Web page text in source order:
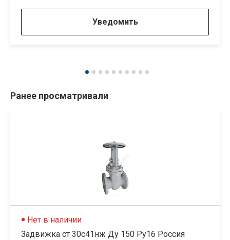
Уведомить
Ранее просматривали
Нет в наличии
Задвижка ст 30с41нж Ду 150 Ру16 Россия